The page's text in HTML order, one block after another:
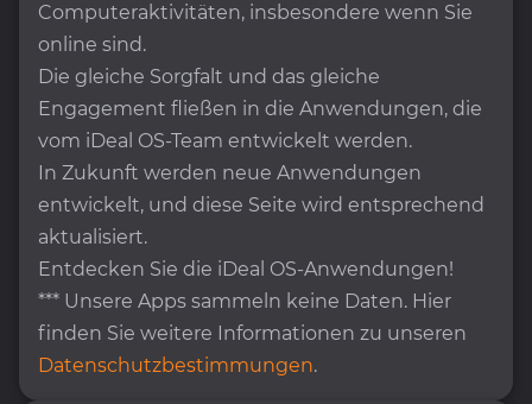
Computeraktivitäten, insbesondere wenn Sie
online sind.
Die gleiche Sorgfalt und das gleiche
Engagement fließen in die Anwendungen, die
vom iDeal OS-Team entwickelt werden.
In Zukunft werden neue Anwendungen
entwickelt, und diese Seite wird entsprechend
aktualisiert.
Entdecken Sie die iDeal OS-Anwendungen!
*** Unsere Apps sammeln keine Daten. Hier
finden Sie weitere Informationen zu unseren
Datenschutzbestimmungen.